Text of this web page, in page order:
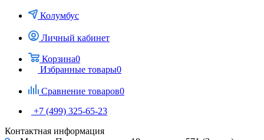
Колумбус
Личный кабинет
Корзина0
Избранные товары0
Сравнение товаров0
+7 (499) 325-65-23
Контактная информация